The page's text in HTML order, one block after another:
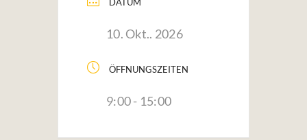
DATUM
10. Okt.. 2026
ÖFFNUNGSZEITEN
9:00 - 15:00